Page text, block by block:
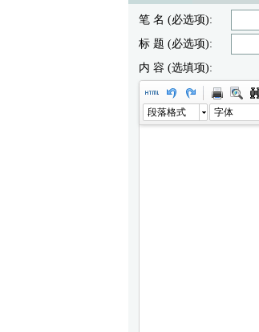
笔 名 (必选项):
标 题 (必选项):
内 容 (选填项):
段落格式 字体